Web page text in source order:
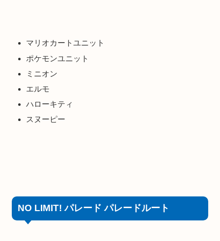
マリオカートユニット
ポケモンユニット
ミニオン
エルモ
ハローキティ
スヌーピー
NO LIMIT! パレード パレードルート